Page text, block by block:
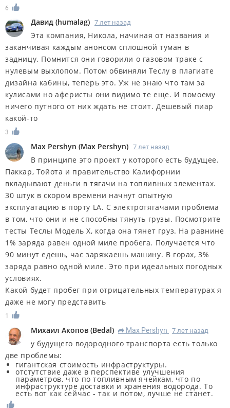
6
Дaвид (humalag) 7 лет назад
Эта компания, Никола, начиная от названия и
заканчивая каждым анонсом сплошной туман в
задницу. Помнится они говорили о газовом траке с
нулевым выхлопом. Потом обвиняли Теслу в плагиате
дизайна кабины, теперь это. Уж не знаю что там за
кулисами но аферисты они видимо те еще. И помоему
ничего путного от них ждать не стоит. Дешевый пиар
какой-то
3
Max Pershyn (Max Pershyn) 7 лет назад
В принципе это проект у которого есть будущее.
Паккар, Тойота и правительство Калифорнии
вкладывают деньги в тягачи на топливных элементах.
30 штук в скором времени начнут опытную
эксплуатацию в порту LA. С электротягачами проблема
в том, что они и не способны тянуть грузы. Посмотрите
тесты Теслы Модель Х, когда она тянет груз. На равнине
1% заряда равен одной миле пробега. Получается что
90 минут едешь, час заряжаешь машину. В горах, 3%
заряда равно одной миле. Это при идеальных погодных
условиях.
Какой будет пробег при отрицательных температурах я
даже не могу представить
1
Михаил Акопов (Bedal) R Max Pershyn 7 лет назад
у будущего водородного транспорта есть только
две проблемы:
гигантская стоимость инфраструктуры.
отстутствие даже в перспективе улучшения
параметров, что по топливным ячейкам, что по
инфраструктуре доставки и хранения водорода. То
есть вот как сейчас - так и потом, лучше не станет.